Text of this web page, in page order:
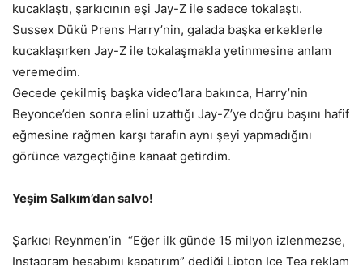
kucaklaştı, şarkıcının eşi Jay-Z ile sadece tokalaştı.
Sussex Dükü Prens Harry’nin, galada başka erkeklerle
kucaklaşırken Jay-Z ile tokalaşmakla yetinmesine anlam
veremedim.
Gecede çekilmiş başka video’lara bakınca, Harry’nin
Beyonce’den sonra elini uzattığı Jay-Z’ye doğru başını hafif
eğmesine rağmen karşı tarafın aynı şeyi yapmadığını
görünce vazgeçtiğine kanaat getirdim.
Yeşim Salkım’dan salvo!
Şarkıcı Reynmen’in “Eğer ilk günde 15 milyon izlenmezse,
Instagram hesabımı kapatırım” dediği Lipton Ice Tea reklam